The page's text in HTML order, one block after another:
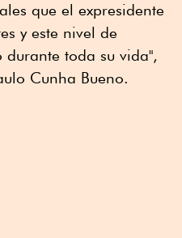
que el expresidente
y este nivel de
durante toda su vida",
Cunha Bueno.